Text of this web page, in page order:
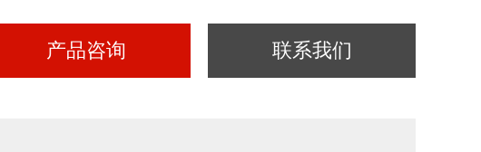
产品咨询 联系我们